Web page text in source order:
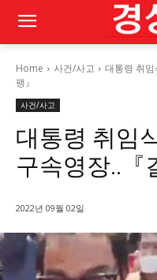
Home 사건/사고
대통령 취
팽』
사건/사고
대통령 취임
구속영장..『
2022년 09월 02일